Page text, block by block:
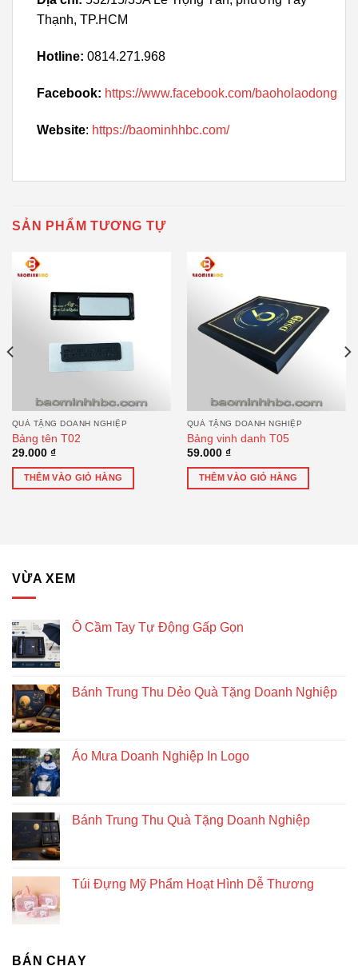
Thạnh, TP.HCM
Hotline: 0814.271.968
Facebook: https://www.facebook.com/baoholaodong
Website: https://baominhhbc.com/
SẢN PHẨM TƯƠNG TỰ
QUÀ TẶNG DOANH NGHIỆP
Bảng tên T02
29.000 ₫
THÊM VÀO GIỎ HÀNG
QUÀ TẶNG DOANH NGHIỆP
Bảng vinh danh T05
59.000 ₫
THÊM VÀO GIỎ HÀNG
VỪA XEM
Ô Cầm Tay Tự Động Gấp Gọn
Bánh Trung Thu Dẻo Quà Tặng Doanh Nghiệp
Áo Mưa Doanh Nghiệp In Logo
Bánh Trung Thu Quà Tặng Doanh Nghiệp
Túi Đựng Mỹ Phẩm Hoạt Hình Dễ Thương
BÁN CHẠY